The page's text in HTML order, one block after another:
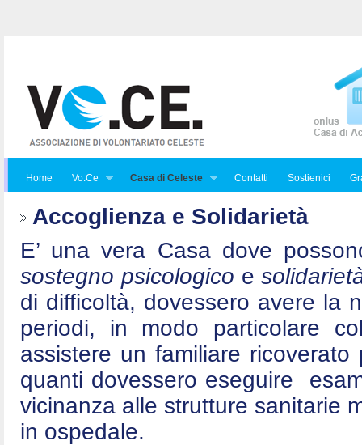
Home Vo.Ce Casa di Celeste Contatti Sostienici
Accoglienza e Solidarietà
E’ una vera Casa dove
sostegno psicologico e
di difficoltà, dovessero avere la
periodi, in modo particolare
assistere un familiare
quanti dovessero eseguire
vicinanza alle strutture sanitarie
in ospedale.